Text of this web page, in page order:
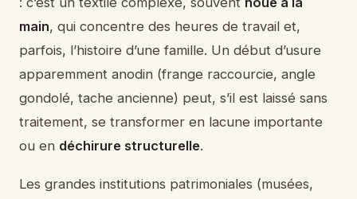
main, qui concentre des heures de travail et,
parfois, l’histoire d’une famille. Un début d’usure
apparemment anodin (frange raccourcie, angle
gondolé, tache ancienne) peut, s’il est laissé sans
traitement, se transformer en lacune importante
ou en déchirure structurelle.
Les grandes institutions patrimoniales (musées,